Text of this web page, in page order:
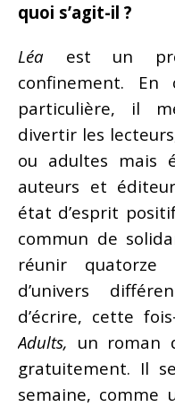
quoi s’agit-il ?
Léa est un
confinement.
particulière, il
divertir les
ou adultes mais
auteurs et
état d’esprit
commun de
réunir quatorze
d’univers
d’écrire, cette
Adults, un roman
gratuitement. Il
semaine, comme